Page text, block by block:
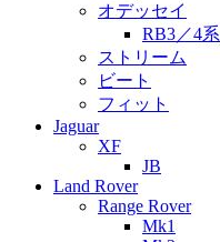
オデッセイ
RB3／4系
ストリーム
ビート
フィット
Jaguar
XF
JB
Land Rover
Range Rover
Mk1